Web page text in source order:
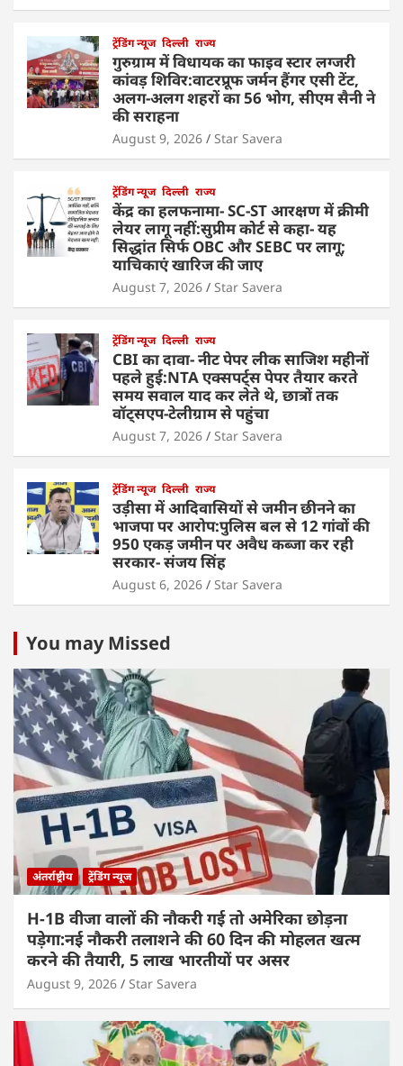
ट्रेंडिंग न्यूज दिल्ली राज्य
गुरुग्राम में विधायक का फाइव स्टार लग्जरी
कांवड़ शिविर:वाटरप्रूफ जर्मन हैंगर एसी टेंट,
अलग-अलग शहरों का 56 भोग, सीएम सैनी ने
की सराहना
August 9, 2026 Star Savera
ट्रेंडिंग न्यूज दिल्ली राज्य
केंद्र का हलफनामा- SC-ST आरक्षण में क्रीमी
लेयर लागू नहीं:सुप्रीम कोर्ट से कहा- यह
सिद्धांत सिर्फ OBC और SEBC पर लागू;
याचिकाएं खारिज की जाए
August 7, 2026 Star Savera
ट्रेंडिंग न्यूज दिल्ली राज्य
CBI का दावा- नीट पेपर लीक साजिश महीनों
पहले हुई:NTA एक्सपर्ट्स पेपर तैयार करते
समय सवाल याद कर लेते थे, छात्रों तक
वॉट्सएप-टेलीग्राम से पहुंचा
August 7, 2026 Star Savera
ट्रेंडिंग न्यूज दिल्ली राज्य
उड़ीसा में आदिवासियों से जमीन छीनने का
भाजपा पर आरोप:पुलिस बल से 12 गांवों की
950 एकड़ जमीन पर अवैध कब्जा कर रही
सरकार- संजय सिंह
August 6, 2026 Star Savera
You may Missed
अंतर्राष्ट्रीय ट्रेंडिंग न्यूज
H-1B वीजा वालों की नौकरी गई तो अमेरिका छोड़ना
पड़ेगा:नई नौकरी तलाशने की 60 दिन की मोहलत खत्म
करने की तैयारी, 5 लाख भारतीयों पर असर
August 9, 2026 Star Savera